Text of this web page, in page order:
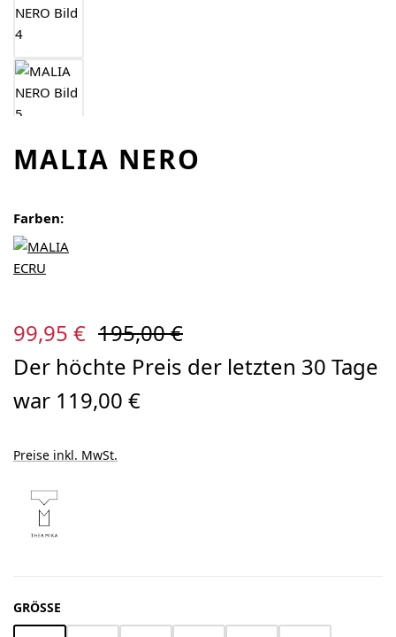
MALIA NERO
Farben:
Verkaufspreis:
99,95 € Regulärer Preis:
195,00 €
Der höchte Preis der letzten 30 Tage
war 119,00 €
Preise inkl. MwSt.
GRÖSSE